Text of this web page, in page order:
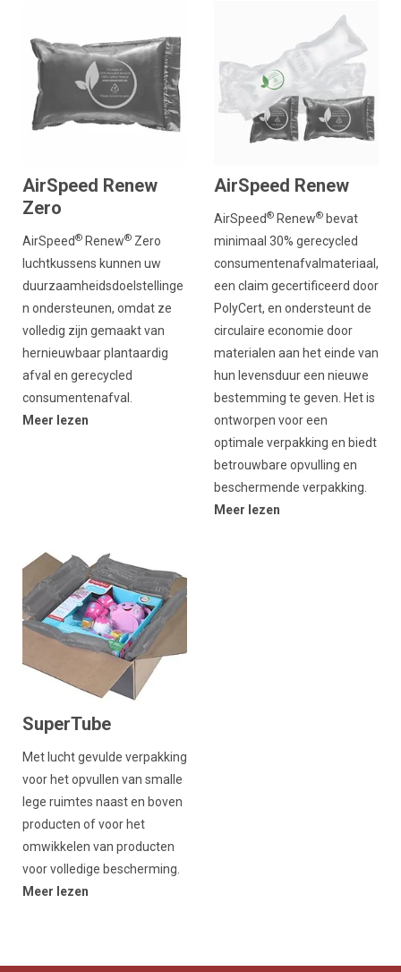
AirSpeed Renew
Zero
AirSpeed® Renew® Zero
luchtkussens kunnen uw
duurzaamheidsdoelstellinge
n ondersteunen, omdat ze
volledig zijn gemaakt van
hernieuwbaar plantaardig
afval en gerecycled
consumentenafval.
Meer lezen
AirSpeed Renew
AirSpeed® Renew® bevat
minimaal 30% gerecycled
consumentenafvalmateriaal,
een claim gecertificeerd door
PolyCert, en ondersteunt de
circulaire economie door
materialen aan het einde van
hun levensduur een nieuwe
bestemming te geven. Het is
ontworpen voor een
optimale verpakking en biedt
betrouwbare opvulling en
beschermende verpakking.
Meer lezen
SuperTube
Met lucht gevulde verpakking
voor het opvullen van smalle
lege ruimtes naast en boven
producten of voor het
omwikkelen van producten
voor volledige bescherming.
Meer lezen